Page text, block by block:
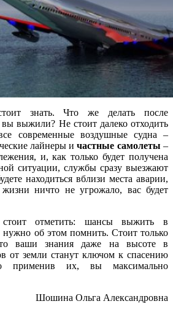
знать. Что же делать после
вы выжили? Не стоит далеко отходить
современные воздушные судна –
лайнеры ичастные самолеты –
и, как только будет получена
ситуации, службы сразу выезжают
находиться вблизи места аварии,
ничто не угрожало, вас будет
отметить: шансы выжить в
нужно об этом помнить. Стоит только
ваши знания даже на высоте в
от земли станут ключом к спасению
применив их, вы максимально
Шошина Ольга Александровна